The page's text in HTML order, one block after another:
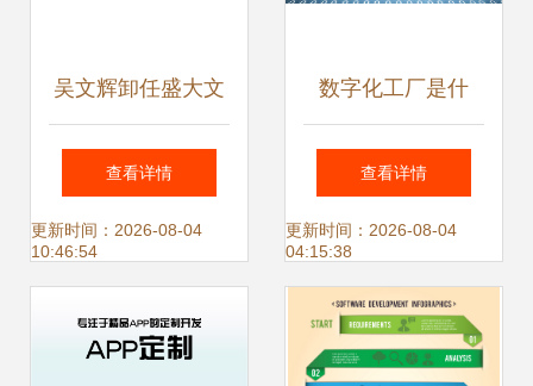
吴文辉卸任盛大文
学关联公司职务 经
理、董事及软件开
查看详情
更新时间：2026-08-04
10:46:54
数字化工厂是什
么？（一）从软件
开发视角看工厂的
数字化转型
查看详情
更新时间：2026-08-04
04:15:38